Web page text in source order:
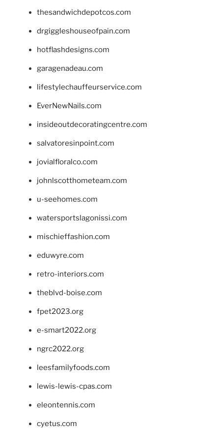
thesandwichdepotcos.com
drgiggleshouseofpain.com
hotflashdesigns.com
garagenadeau.com
lifestylechauffeurservice.com
EverNewNails.com
insideoutdecoratingcentre.com
salvatoresinpoint.com
jovialfloralco.com
johnlscotthometeam.com
u-seehomes.com
watersportslagonissi.com
mischieffashion.com
eduwyre.com
retro-interiors.com
theblvd-boise.com
fpet2023.org
e-smart2022.org
ngrc2022.org
leesfamilyfoods.com
lewis-lewis-cpas.com
eleontennis.com
cyetus.com